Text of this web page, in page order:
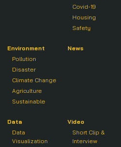
Covid-19
Housing
Safety
Environment
Pollution
Disaster
Climate Change
Agriculture
Sustainable
News
Data
Data
Visualization
Video
Short Clip &
Interview